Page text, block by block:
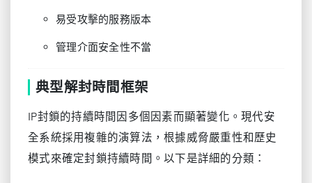
易受攻擊的服務版本
管理介面安全性不當
典型解封時間框架
IP封鎖的持續時間因多個因素而顯著變化。現代安
全系統採用複雜的演算法，根據威脅嚴重性和歷史
模式來確定封鎖持續時間。以下是詳細的分類：